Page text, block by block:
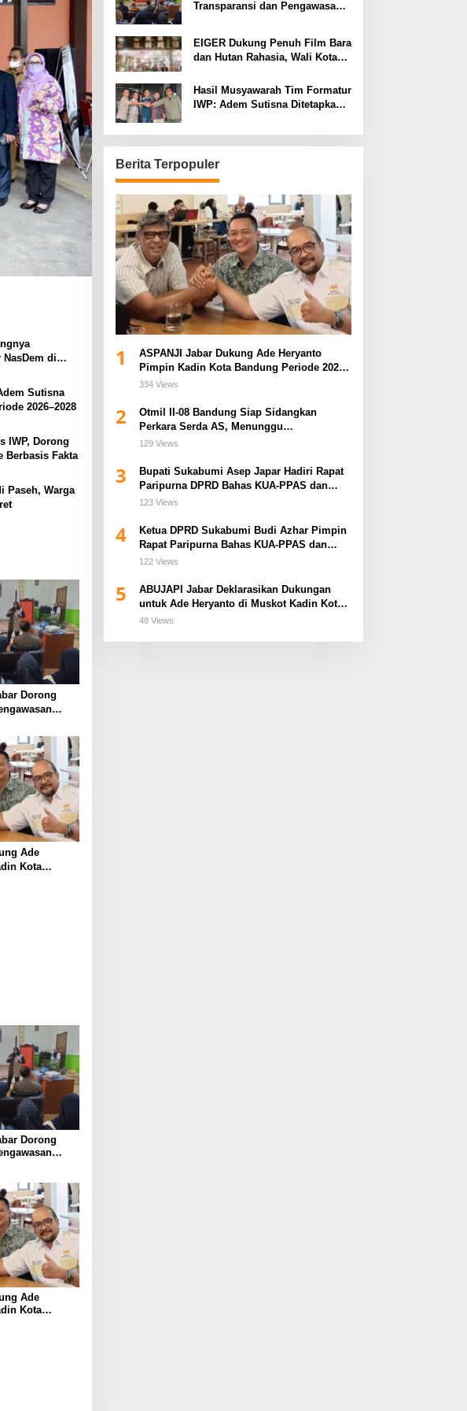
di
Sutisna
2026–2028
IWP, Dorong
Berbasis Fakta
Paseh, Warga
Dorong
Ade
Kota
Dorong
Ade
Kota
Transparansi dan Pengawasan
EIGER Dukung Penuh Film Bara
dan Hutan Rahasia, Wali Kota
Hasil Musyawarah Tim Formatur
IWP: Adem Sutisna Ditetapkan
Periode 2026–2028
Berita Terpopuler
1
ASPANJI Jabar Dukung Ade Heryanto
Pimpin Kadin Kota Bandung Periode 2026–
2031
334 Views
2
Otmil II-08 Bandung Siap Sidangkan
Perkara Serda AS, Menunggu
Rekomendasi Korem Sunan Gunung Jati
129 Views
3
Bupati Sukabumi Asep Japar Hadiri Rapat
Paripurna DPRD Bahas KUA-PPAS dan
Raperda Disabilitas
123 Views
4
Ketua DPRD Sukabumi Budi Azhar Pimpin
Rapat Paripurna Bahas KUA-PPAS dan
Raperda Tirta Jaya
122 Views
5
ABUJAPI Jabar Deklarasikan Dukungan
untuk Ade Heryanto di Muskot Kadin Kota
Bandung
48 Views